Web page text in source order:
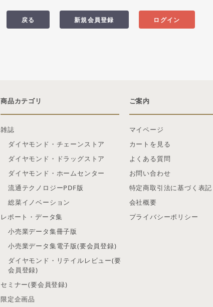
ログイン
新規会員登録
戻る
商品カテゴリ
雑誌
ダイヤモンド・チェーンストア
ダイヤモンド・ドラッグストア
ダイヤモンド・ホームセンター
流通テクノロジーPDF版
総菜イノベーション
レポート・データ集
小売業データ集冊子版
小売業データ集電子版(要会員登録)
ダイヤモンド・リテイルレビュー(要
会員登録)
セミナー(要会員登録)
限定企画品
ご案内
マイページ
カートを見る
よくある質問
お問い合わせ
特定商取引法に基づく表記
会社概要
プライバシーポリシー